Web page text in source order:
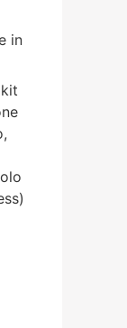
in